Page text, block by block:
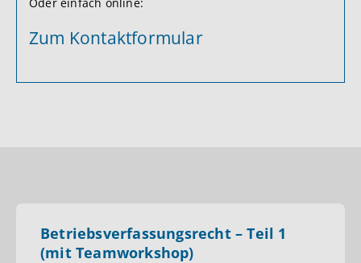
Zum Kontaktformular
Betriebsverfassungsrecht – Teil 1
(mit Teamworkshop)